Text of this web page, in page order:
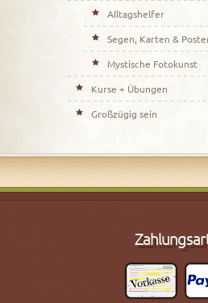
Alltagshelfer
Segen, Karten &
Mystische Fotokunst
Kurse + Übungen
Großzügig sein